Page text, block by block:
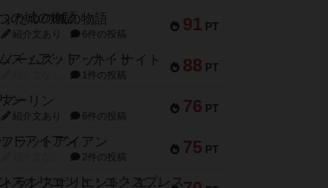
91 PT
ふたつの城の物語
紹介文あり 6件の投稿
88 PT
ノームズ・アット・ナイト
1件の投稿
76 PT
マーリン
紹介文あり 6件の投稿
75 PT
フラットアイアン
2件の投稿
トランスオリエント・エクスプレス